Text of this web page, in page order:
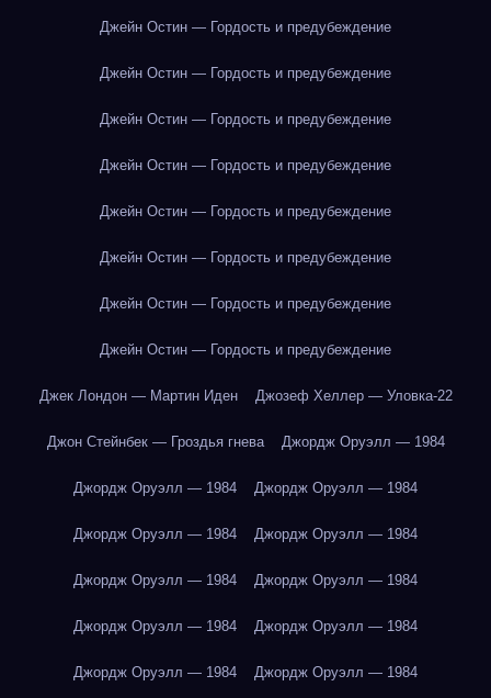
Джейн Остин — Гордость и предубеждение
Джейн Остин — Гордость и предубеждение
Джейн Остин — Гордость и предубеждение
Джейн Остин — Гордость и предубеждение
Джейн Остин — Гордость и предубеждение
Джейн Остин — Гордость и предубеждение
Джейн Остин — Гордость и предубеждение
Джейн Остин — Гордость и предубеждение
Джек Лондон — Мартин Иден Джозеф Хеллер — Уловка-22
Джон Стейнбек — Гроздья гнева Джордж Оруэлл — 1984
Джордж Оруэлл — 1984 Джордж Оруэлл — 1984
Джордж Оруэлл — 1984 Джордж Оруэлл — 1984
Джордж Оруэлл — 1984 Джордж Оруэлл — 1984
Джордж Оруэлл — 1984 Джордж Оруэлл — 1984
Джордж Оруэлл — 1984 Джордж Оруэлл — 1984